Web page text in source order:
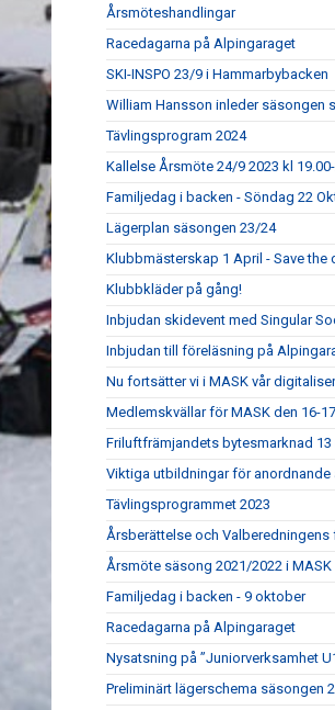
Årsmöteshandlingar
Racedagarna på Alpingaraget
SKI-INSPO 23/9 i Hammarbybacken
William Hansson inleder säsongen
Tävlingsprogram 2024
Kallelse Årsmöte 24/9 2023 kl
Familjedag i backen - Söndag 22
Lägerplan säsongen 23/24
Klubbmästerskap 1 April - Save the
Klubbkläder på gång!
Inbjudan skidevent med Singular
Inbjudan till föreläsning på
Nu fortsätter vi i MASK vår
Medlemskvällar för MASK den 16-
Friluftfrämjandets bytesmarknad 13
Viktiga utbildningar för anordnande
Tävlingsprogrammet 2023
Årsberättelse och Valberedningens
Årsmöte säsong 2021/2022 i MASK
Familjedag i backen - 9 oktober
Racedagarna på Alpingaraget
Nysatsning på ”Juniorverksamhet
Preliminärt lägerschema säsongen